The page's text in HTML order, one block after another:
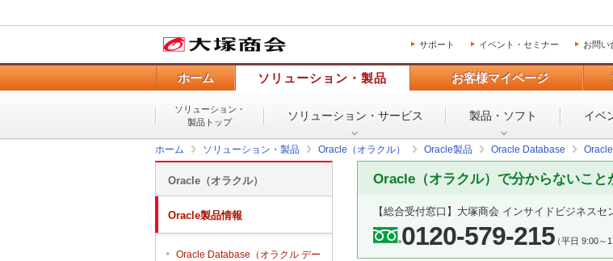
サポート イベント・セミナー お問い
ホーム ソリューション・製品 お客様マイページ
ソリューション・
製品トップ
ソリューション・ サービス 製品・ソフト イベ
ホーム ソリューション・製品 Oracle（オラクル） Oracle製品 Oracle Database
Oracle（オラクル）で分からないこと
【総合受付窓口】大塚商会 インサイドビジネスセ
0120-579-215（平日 9:00～
Oracle（オラクル）
Oracle製品情報
Oracle Database（オラクル デー